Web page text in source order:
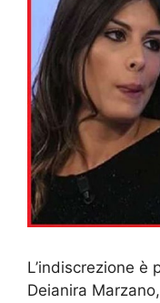
L’indiscrezione
Deianira